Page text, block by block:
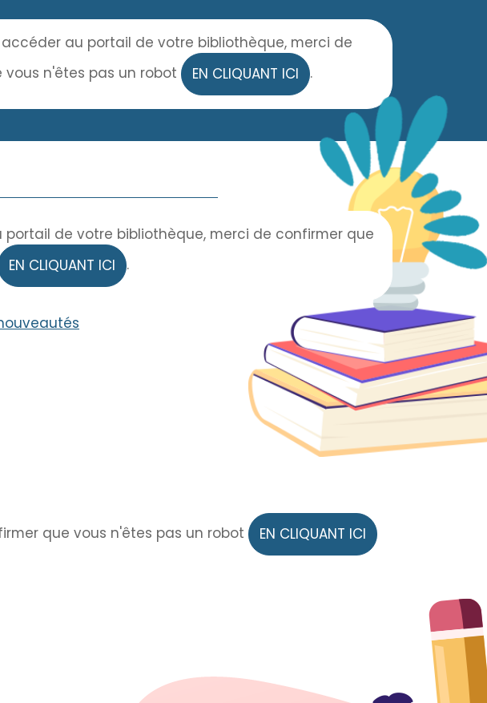
accéder au portail de votre bibliothèque, merci de
vous n'êtes pas un robot
EN CLIQUANT ICI .
portail de votre bibliothèque, merci de confirmer que
EN CLIQUANT ICI .
que vous n'êtes pas un robot
EN CLIQUANT ICI